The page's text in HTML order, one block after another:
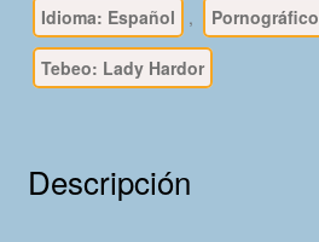
16
Tebeos
En
-
Descarga
Idioma: Español , Pornográfico
Tebeo: Lady Hardor
Descripción